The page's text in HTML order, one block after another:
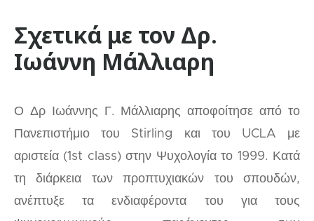
Σχετικά με τον Δρ.
Ιωάννη Μάλλιαρη
Ο Δρ Ιωάννης Γ. Μάλλιαρης αποφοίτησε από το
Πανεπιστήμιο του Stirling και του UCLA με
αριστεία (1st class) στην Ψυχολογία το 1999. Κατά
τη διάρκεια των προπτυχιακών του σπουδών,
ανέπτυξε τα ενδιαφέροντα του για τους